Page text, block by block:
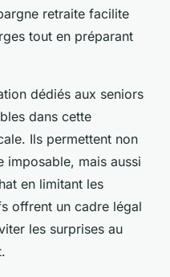
retraite facilite
tout en préparant
dédiés aux seniors
dans cette
Ils permettent non
imposable, mais aussi
en limitant les
offrent un cadre légal
les surprises au